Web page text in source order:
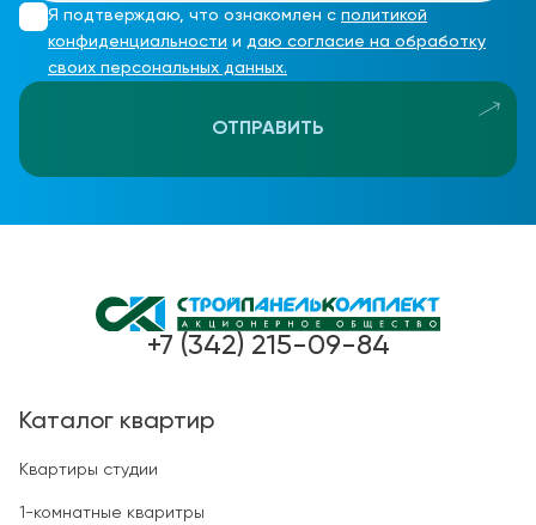
Я подтверждаю, что ознакомлен с политикой
конфиденциальности и даю согласие на обработку
своих персональных данных.
ОТПРАВИТЬ
+7 (342) 215-09-84
Каталог квартир
Квартиры студии
1-комнатные кваритры